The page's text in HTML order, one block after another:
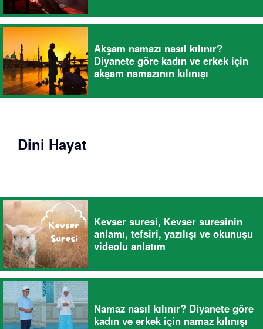
Akşam namazı nasıl kılınır?
Diyanete göre kadın ve erkek için
akşam namazının kılınışı
Dini Hayat
Kevser suresi, Kevser suresinin
anlamı, tefsiri, yazılışı ve okunuşu
videolu anlatım
Namaz nasıl kılınır? Diyanete göre
kadın ve erkek için namaz kılınışı